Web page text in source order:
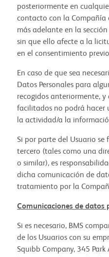
posteriormente en
contacto con la Compañía
más adelante en la
sin que ello afecte a la
en el consentimiento
En caso de que sea
Datos Personales para
recogidos anteriormente, y
facilitados no podrá hacer
la actividad/a la
Si por parte del Usuario
tercero (tales como una
o similar), es
dicha comunicación de
tratamiento por la
Comunicaciones de datos
Si es necesario, BMS
de los Usuarios con su
Squibb Company, 345 Park